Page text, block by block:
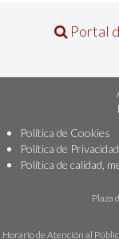
Portal
Política de Cookies
Política de Privacidad
Política de calidad,
Plaza
Horario de Atención al